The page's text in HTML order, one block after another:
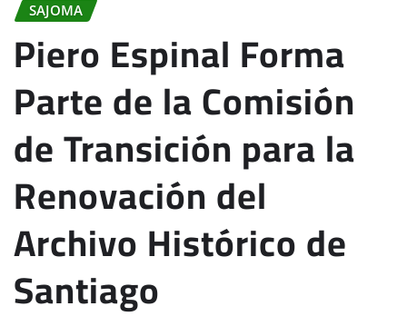
SAJOMA
Piero Espinal Forma
Parte de la Comisión
de Transición para la
Renovación del
Archivo Histórico de
Santiago